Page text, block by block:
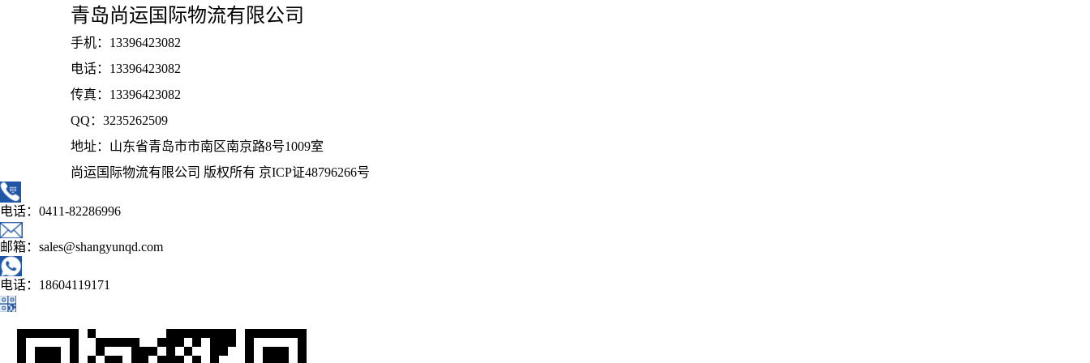
青岛尚运国际物流有限公司
手机：13396423082
电话：13396423082
传真：13396423082
QQ：3235262509
地址：山东省青岛市市南区南京路8号1009室
尚运国际物流有限公司 版权所有 京ICP证48796266号
电话：0411-82286996
邮箱：sales@shangyunqd.com
电话：18604119171